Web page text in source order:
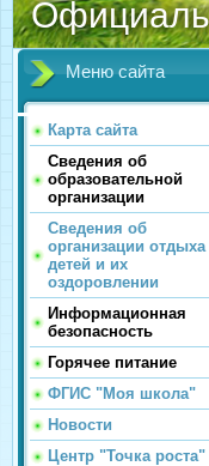
Меню сайта
Карта сайта
Сведения об
образовательной
организации
Сведения об
организации отдыха
детей и их
оздоровлении
Информационная
безопасность
Горячее питание
ФГИС "Моя школа"
Новости
Центр "Точка роста"